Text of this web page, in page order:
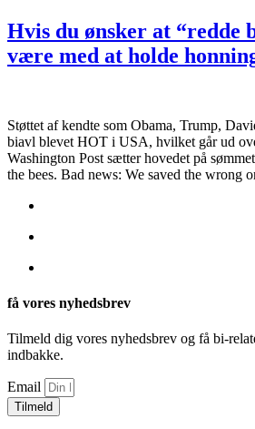
Hvis du ønsker at “redde
være med at holde
Støttet af kendte som Obama, Trump,
biavl blevet HOT i USA, hvilket går ud
Washington Post sætter hovedet på
the bees. Bad news: We saved the wrong
få vores nyhedsbrev
Tilmeld dig vores nyhedsbrev og få bi-
indbakke.
Email
Tilmeld